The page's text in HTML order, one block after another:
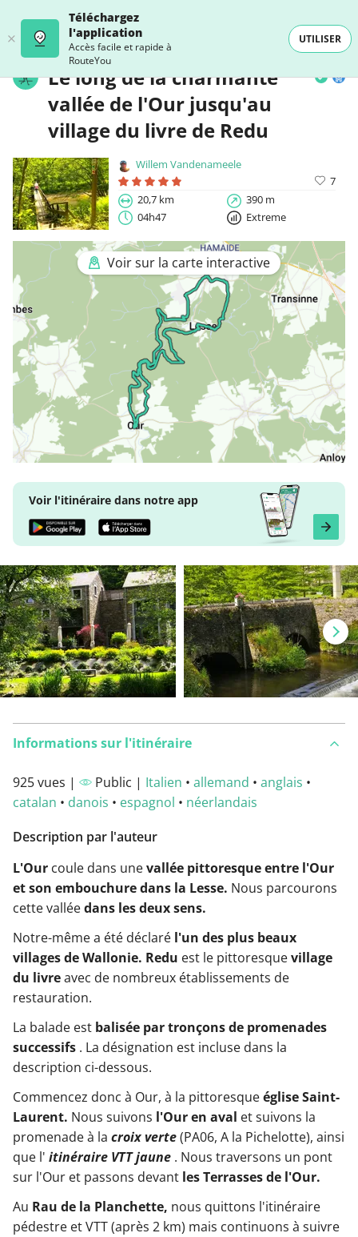
Téléchargez
l'application
Accès facile et rapide à
RouteYou
UTILISER
Le long de la charmante
vallée de l'Our jusqu'au
village du livre de Redu
Willem Vandenameele
7
20,7 km
390 m
04h47
Extreme
Voir sur la carte interactive
Voir l'itinéraire dans notre app
Informations sur l'itinéraire
925 vues | Public | Italien • allemand • anglais •
catalan • danois • espagnol • néerlandais
Description par l'auteur
L'Our coule dans unevallée pittoresque entre l'Our
et son embouchure dans la Lesse. Nous parcourons
cette valléedans les deux sens.
Notre-même a été déclaré l'un des plus beaux
villages de Wallonie. Redu est le pittoresquevillage
du livreavec de nombreux établissements de
restauration.
La balade est balisée par tronçons de promenades
successifs . La désignation est incluse dans la
description ci-dessous.
Commencez donc à Our, à la pittoresqueéglise Saint-
Laurent. Nous suivons l'Our en aval et suivons la
promenade à la croix verte(PA06, A la Pichelotte), ainsi
que l' itinéraire VTT jaune . Nous traversons un pont
sur l'Our et passons devant les Terrasses de l'Our.
Au Rau de la Planchette, nous quittons l'itinéraire
pédestre et VTT (après 2 km) mais continuons à suivre